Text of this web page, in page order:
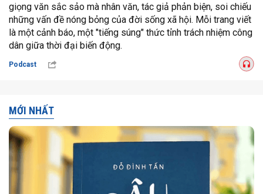
giọng văn sắc sảo mà nhân văn, tác giả phản biện, soi chiếu
những vấn đề nóng bỏng của đời sống xã hội. Mỗi trang viết
là một cảnh báo, một "tiếng súng" thức tỉnh trách nhiệm công
dân giữa thời đại biến động.
Podcast
MỚI NHẤT